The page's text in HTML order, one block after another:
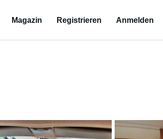
Magazin Registrieren Anmelden